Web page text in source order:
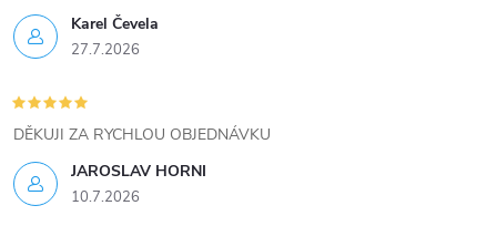
Karel Čevela
27.7.2026
JAROSLAV HORNI
10.7.2026
DĚKUJI ZA RYCHLOU OBJEDNÁVKU